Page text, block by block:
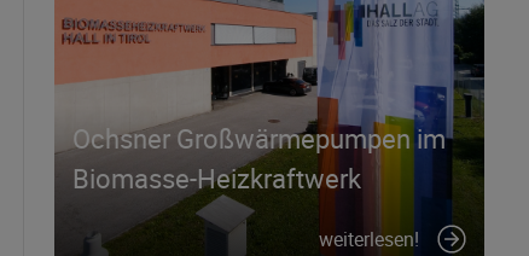
Ochsner Großwärmepumpen im
Biomasse-Heizkraftwerk
weiterlesen!